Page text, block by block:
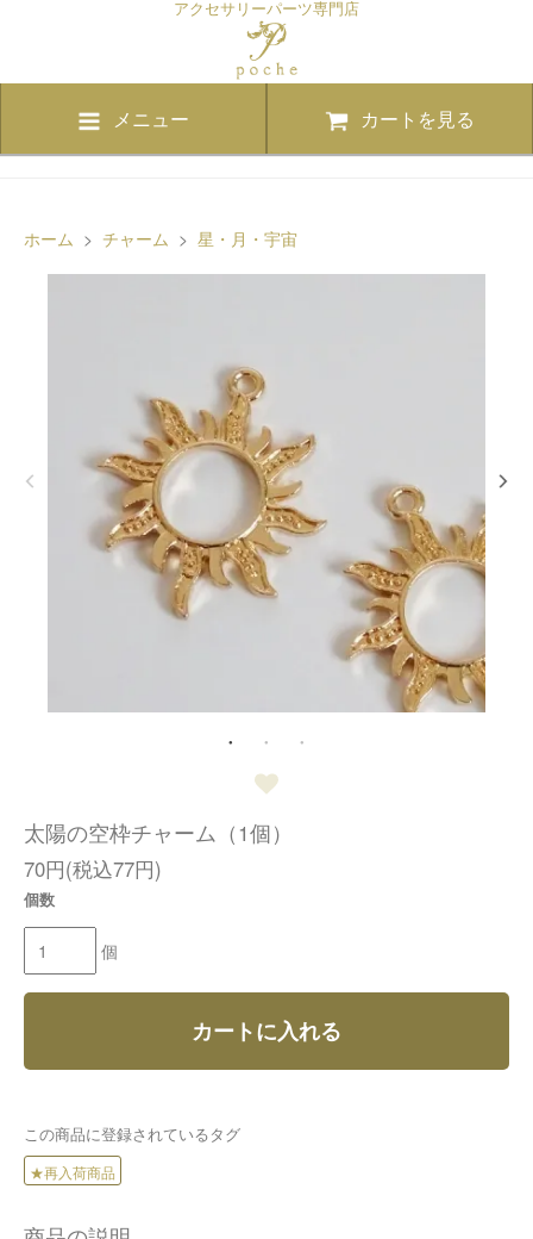
アクセサリーパーツ専門店
メニュー カートを見る
ホーム > チャーム > 星・月・宇宙
太陽の空枠チャーム（1個）
70円(税込77円)
個数
個
カートに入れる
この商品に登録されているタグ
★再入荷商品